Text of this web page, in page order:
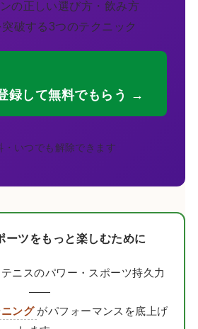
の正しい選び方・飲み方
破する3つのテクニック
録して無料でもらう →
・いつでも解除できます
ーツをもっと楽しむために
ニスのパワー・スポーツ持久力
——
ング がパフォーマンスを底上げ